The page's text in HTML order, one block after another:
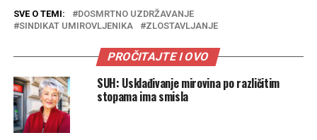
SVE O TEMI:
DOSMRTNO UZDRŽAVANJE
SINDIKAT UMIROVLJENIKA
ZLOSTAVLJANJE
PROČITAJTE I OVO
SUH: Usklađivanje mirovina po različitim
stopama ima smisla